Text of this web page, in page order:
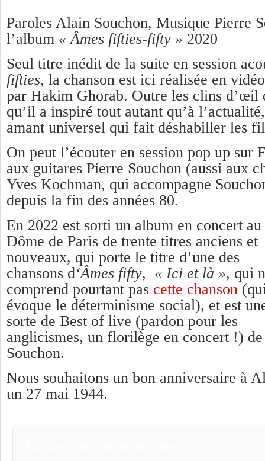
Paroles Alain Souchon, Musique Pierre
l’album « Âmes fifties-fifty » 2020
Seul titre inédit de la suite en session
fifties, la chanson est ici réalisée en
par Hakim Ghorab. Outre les clins d’œil
qu’il a inspiré tout autant qu’à
amant universel qui fait déshabiller les
On peut l’écouter en session pop up sur
aux guitares Pierre Souchon (aussi aux
Yves Kochman, qui accompagne
depuis la fin des années 80.
En 2022 est sorti un album en concert au
Dôme de Paris de trente titres anciens et
nouveaux, qui porte le titre d’une des
chansons d‘Âmes fifty, « Ici et là », qui
comprend pourtant pas cette chanson
évoque le déterminisme social), et est
sorte de Best of live (pardon pour les
anglicismes, un florilège en concert !)
Souchon.
Nous souhaitons un bon anniversaire à
un 27 mai 1944.